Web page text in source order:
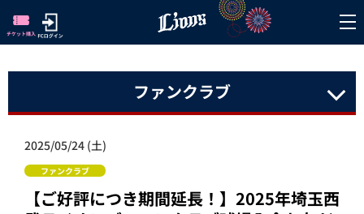
ファンクラブ
2025/05/24 (土)
ファンクラブ
【ご好評につき期間延長！】2025年埼玉西